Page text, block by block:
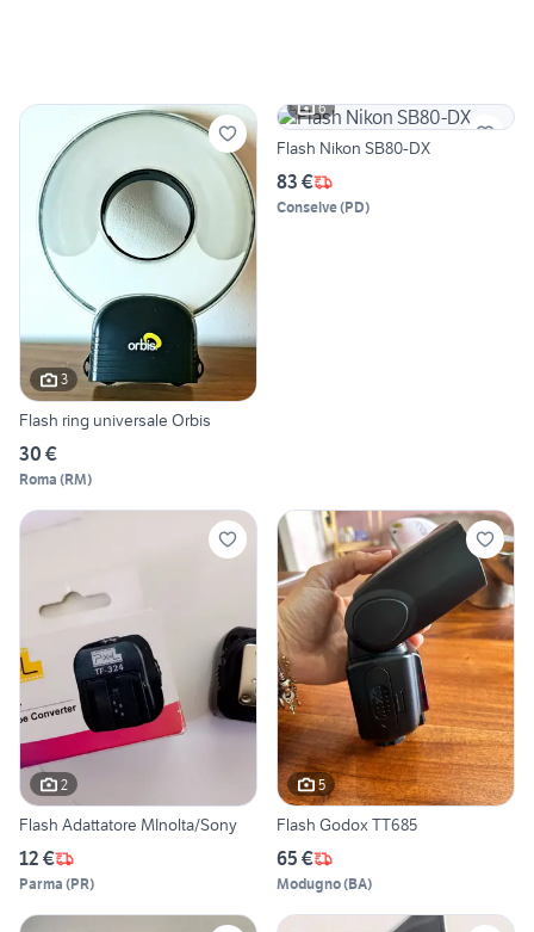
3
Flash ring universale Orbis
30 €
Roma (RM)
6
Flash Nikon SB80-DX
83 €
Conselve(PD)
2
Flash Adattatore MInolta/Sony
12 €
Parma (PR)
5
Flash Godox TT685
65 €
Modugno(BA)